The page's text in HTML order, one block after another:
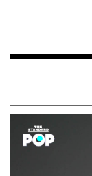
กรภพ จันทร์เจริ